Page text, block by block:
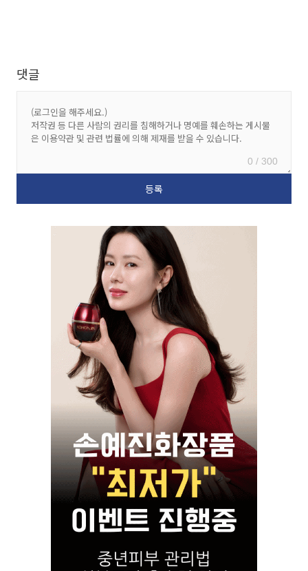
댓글
0 / 300